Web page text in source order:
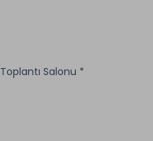
Toplantı Salonu *